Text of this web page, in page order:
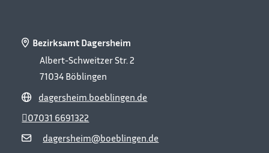
Bezirksamt Dagersheim
Albert-Schweitzer Str. 2
71034 Böblingen
dagersheim.boeblingen.de
dagersheim@boeblingen.de
07031 6691322